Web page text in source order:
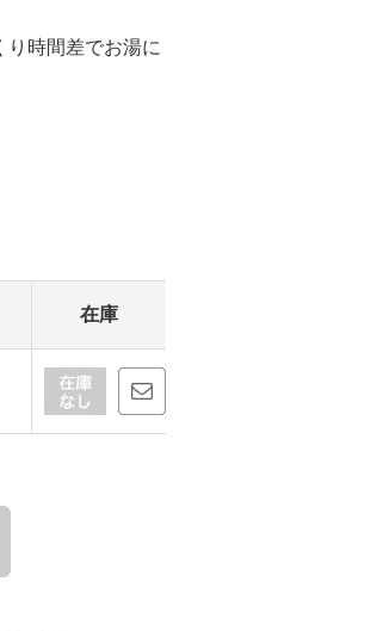
り時間差でお湯に
在庫